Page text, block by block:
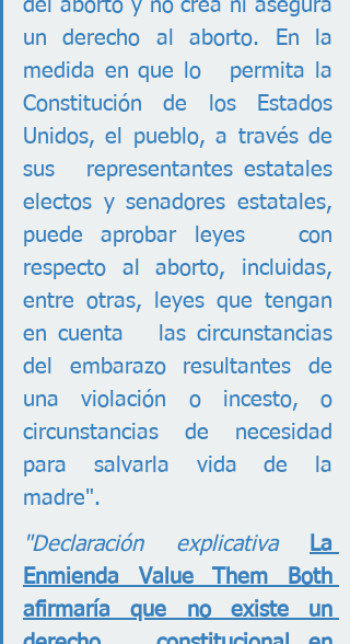
del aborto y no crea ni asegura
un derecho al aborto. En la
medida en que lo   permita la
Constitución de los Estados
Unidos, el pueblo, a través de
sus   representantes estatales
electos y senadores estatales,
puede aprobar leyes   con
respecto al aborto, incluidas,
entre otras, leyes que tengan
en cuenta   las circunstancias
del embarazo resultantes de
una violación o incesto, o
circunstancias de necesidad
para salvarla vida de la
madre".
"Declaración explicativa
La
Enmienda Value Them Both
afirmaría que no existe un